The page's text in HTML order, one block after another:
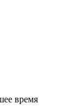
время